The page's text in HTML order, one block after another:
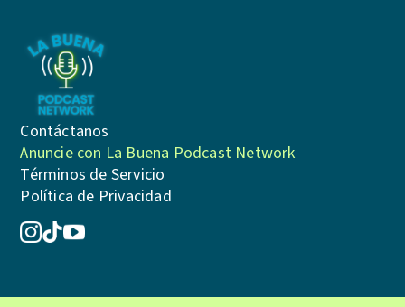
Contáctanos
Anuncie con La Buena Podcast Network
Términos de Servicio
Política de Privacidad